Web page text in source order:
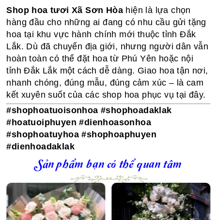
Shop hoa tươi Xã Sơn Hòa hiện là lựa chọn
hàng đầu cho những ai đang có nhu cầu gửi tặng
hoa tại khu vực hành chính mới thuộc tỉnh Đắk
Lắk. Dù đã chuyển địa giới, nhưng người dân vẫn
hoàn toàn có thể đặt hoa từ Phú Yên hoặc nội
tỉnh Đắk Lắk một cách dễ dàng. Giao hoa tận nơi,
nhanh chóng, đúng mẫu, đúng cảm xúc – là cam
kết xuyên suốt của các shop hoa phục vụ tại đây.
#shophoatuoisonhoa #shophoadaklak
#hoatuoiphuyen #dienhoasonhoa
#shophoatuyhoa #shophoaphuyen
#dienhoadaklak
Sản phẩm bạn có thể quan tâm